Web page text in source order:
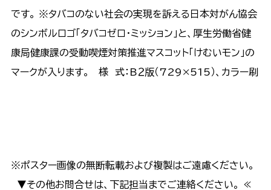
です。 ※タバコのない社会の実現を訴える日本対がん協会
のシンボルロゴ「タバコゼロ・ミッション」と、厚生労働省健
康局健康課の受動喫煙対策推進マスコット「けむいモン」の
マークが入ります。 様 式：B２版（729×515）、カラー刷
※ポスター画像の無断転載および複製はご遠慮ください。
▼その他お問合せは、下記担当までご連絡ください。 ≪